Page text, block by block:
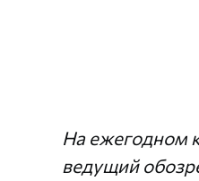
На ежегодном
ведущий